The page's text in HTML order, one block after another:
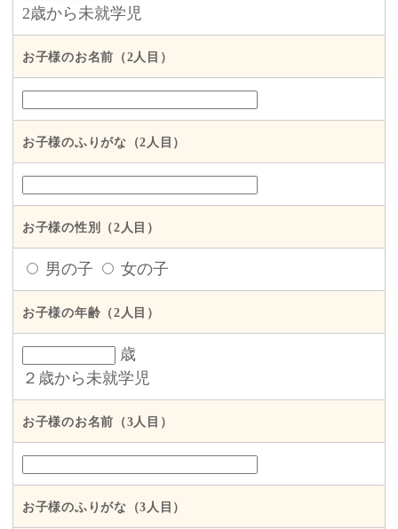
2歳から未就学児
お子様のお名前（2人目）
お子様のふりがな（2人目）
お子様の性別（2人目）
男の子 女の子
お子様の年齢（2人目）
歳
２歳から未就学児
お子様のお名前（3人目）
お子様のふりがな（3人目）